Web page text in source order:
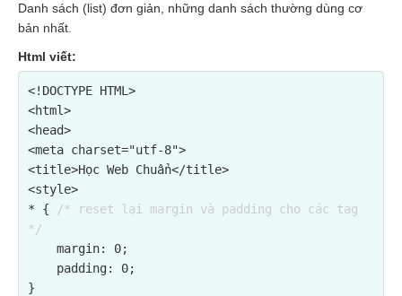
Danh sách (list) đơn giản, những danh sách thường dùng cơ
bản nhất.
Html viết:
<!DOCTYPE HTML>
<html>
<head>
<meta charset="utf-8">
<title>Học Web Chuẩn</title>
<style>
* {
/* reset lại margin và padding cho các tag
*/
}